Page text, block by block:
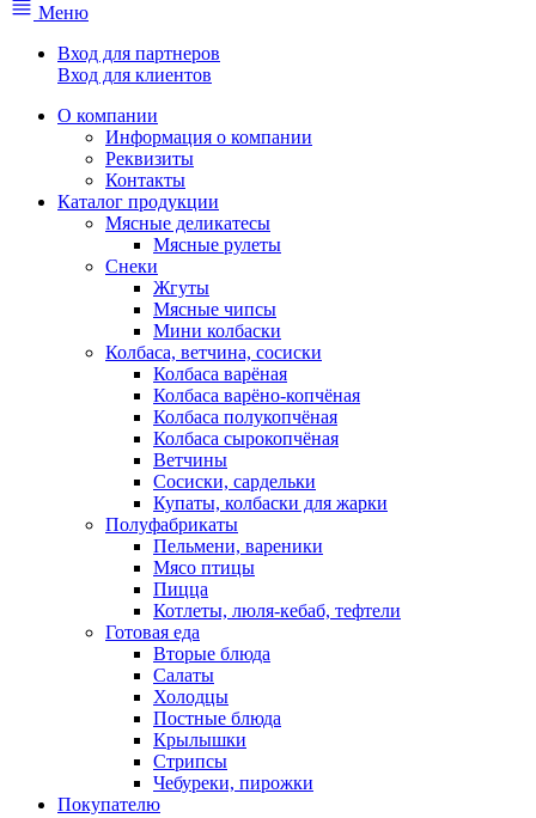
Меню
Вход для партнеров
Вход для клиентов
О компании
Информация о компании
Реквизиты
Контакты
Каталог продукции
Мясные деликатесы
Мясные рулеты
Снеки
Жгуты
Мясные чипсы
Мини колбаски
Колбаса, ветчина, сосиски
Колбаса варёная
Колбаса варёно-копчёная
Колбаса полукопчёная
Колбаса сырокопчёная
Ветчины
Сосиски, сардельки
Купаты, колбаски для жарки
Полуфабрикаты
Пельмени, вареники
Мясо птицы
Пицца
Котлеты, люля-кебаб, тефтели
Готовая еда
Вторые блюда
Салаты
Холодцы
Постные блюда
Крылышки
Стрипсы
Чебуреки, пирожки
Покупателю